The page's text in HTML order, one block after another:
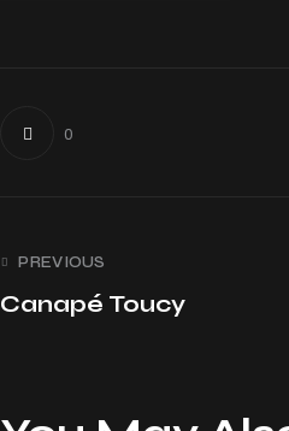
0
PREVIOUS
Canapé Toucy